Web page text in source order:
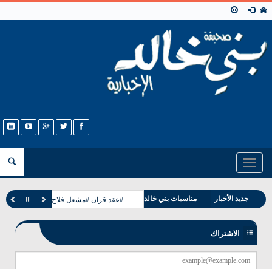
Toggle
navigation
جديد الأخبار
وفيات بني خالد
مناسبات بني خالد #عقد قران #مشعل فلاح غانم الخالدي
الاشتراك